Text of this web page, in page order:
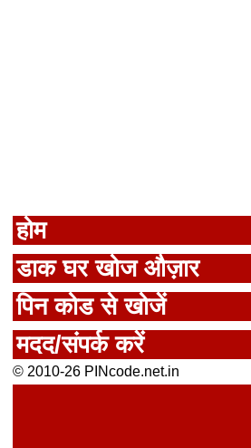
होम
डाक घर खोज औज़ार
पिन कोड से खोजें
मदद/संपर्क करें
© 2010-26 PINcode.net.in